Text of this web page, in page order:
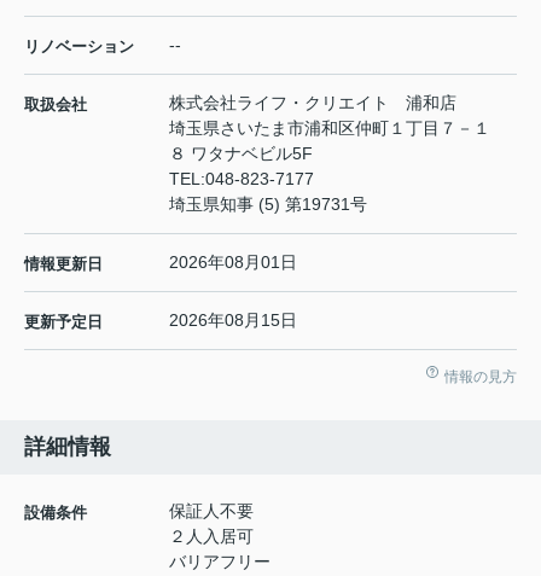
リノベーション --
取扱会社
株式会社ライフ・クリエイト 浦和店
埼玉県さいたま市浦和区仲町１丁目７－１
８ ワタナベビル5F
TEL:048-823-7177
埼玉県知事 (5) 第19731号
情報更新日 2026年08月01日
更新予定日 2026年08月15日
情報の見方
詳細情報
設備条件
保証人不要
２人入居可
バリアフリー